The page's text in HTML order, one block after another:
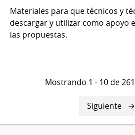
Materiales para que técnicos y
descargar y utilizar como apoyo
las propuestas.
Mostrando 1 - 10 de
Siguiente
página
Siguiente